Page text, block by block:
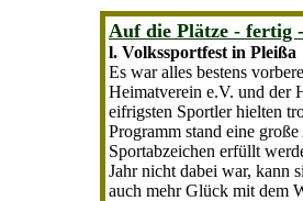
Auf die Plätze - fertig
l. Volkssportfest in Pleißa
Es war alles bestens
Heimatverein e.V. und der
eifrigsten Sportler hielten
Programm stand eine
Sportabzeichen erfüllt
Jahr nicht dabei war, kann
auch mehr Glück mit dem